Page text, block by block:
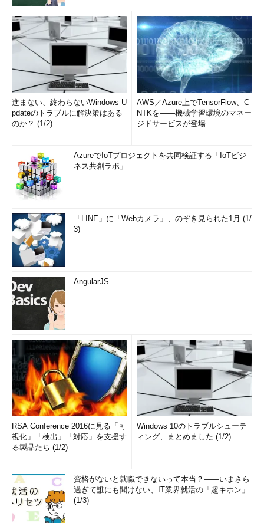
進まない、終わらないWindows U
pdateのトラブルに解決策はある
のか？ (1/2)
AWS／Azure上でTensorFlow、C
NTKを――機械学習環境のマネー
ジドサービスが登場
AzureでIoTプロジェクトを共同検証する「IoTビジ
ネス共創ラボ」
「LINE」に「Webカメラ」、のぞき見られた1月 (1/
3)
AngularJS
RSA Conference 2016に見る「可
視化」「検出」「対応」を支援す
る製品たち (1/2)
Windows 10のトラブルシューテ
ィング、まとめました (1/2)
資格がないと就職できないって本当？――いまさら
過ぎて誰にも聞けない、IT業界就活の「超キホン」
(1/3)